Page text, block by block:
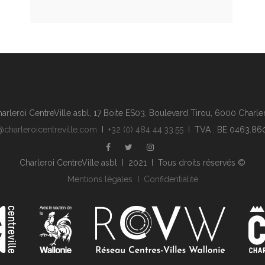
CentreVille asbl, 17 Boite ES03, Boulevard Tirou, 6000
+32 (0) 484 44.33.55 I TVA : BE
Charleroi CentreVille asbl I 2021 I Tous droits réservés ©
Mentions légales
Confidentialité